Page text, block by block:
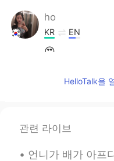
ho
KR EN
😍
Joshua Kim
noname
KR EN
HelloTalk을
관련 라이브
언니가 배가 아프다고 화장실 급하게 갔더니 나 보고 "put on